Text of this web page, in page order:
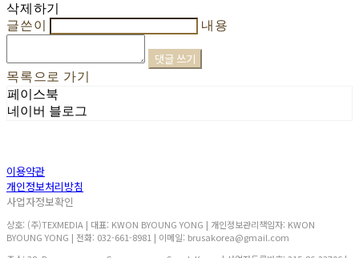
삭제하기
글쓴이
내용
댓글 쓰기
목록으로 가기
페이스북
네이버 블로그
이용약관
개인정보처리방침
사업자정보확인
상호: (주)TEXMEDIA | 대표: KWON BYOUNG YONG | 개인정보관리책임자: KWON
BYOUNG YONG | 전화: 032-661-8981 | 이메일: brusakorea@gmail.com